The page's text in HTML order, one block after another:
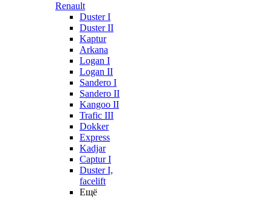
Renault
Duster I
Duster II
Kaptur
Arkana
Logan I
Logan II
Sandero I
Sandero II
Kangoo II
Trafic III
Dokker
Express
Kadjar
Captur I
Duster I,
facelift
Ещё